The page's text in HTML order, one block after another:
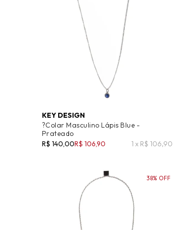
KEY DESIGN
?Colar Masculino Lápis Blue -
Prateado
R$ 140,00R$ 106,90 1 x R$ 106,90
38% OFF